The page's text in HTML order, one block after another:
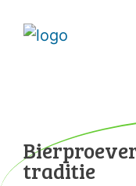
traditie